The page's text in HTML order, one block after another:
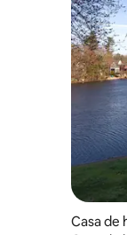
Casa de